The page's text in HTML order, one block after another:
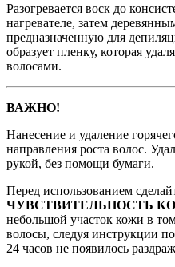
Разогревается воск до
нагревателе, затем
предназначенную для
образует пленку, которая
волосами.
ВАЖНО!
Нанесение и удаление
направления роста волос.
рукой, без помощи бумаги.
Перед использованием
ЧУВСТВИТЕЛЬНОСТЬ
небольшой участок кожи в том
волосы, следуя инструкции
24 часов не появилось